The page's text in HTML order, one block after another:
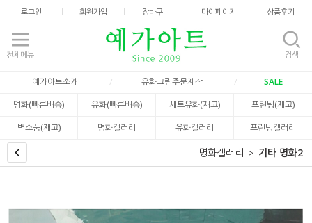
로그인 회원가입 장바구니 마이페이지 상품후기
전체메뉴 검색
예가아트소개 유화그림주문제작
SALE
명화(빠른배송)
유화(빠른배송) 세트유화(재고)
프린팅(재고)
벽소품(재고)
명화갤러리 유화갤러리 프린팅갤러리
명화갤러리 기타 명화2